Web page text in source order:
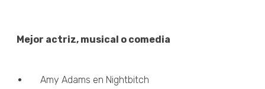
Mejor actriz, musical o comedia
Amy Adams en Nightbitch